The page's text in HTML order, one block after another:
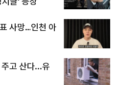
사망…인천 아
고 산다...유